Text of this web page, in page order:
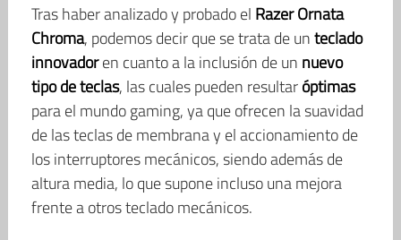
Tras haber analizado y probado el Razer Ornata
Chroma, podemos decir que se trata de unteclado
innovadoren cuanto a la inclusión de un nuevo
tipo de teclas, las cuales pueden resultaróptimas
para el mundo gaming, ya que ofrecen la suavidad
de las teclas de membrana y el accionamiento de
los interruptores mecánicos, siendo además de
altura media, lo que supone incluso una mejora
frente a otros teclado mecánicos.